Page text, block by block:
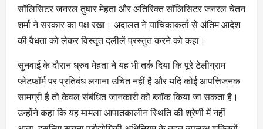
सॉलिसिटर जनरल तुषार मेहता और अतिरिक्त सॉलिसिटर जनरल चेतन
शर्मा ने सरकार का पक्ष रखा। अदालत ने याचिकाकर्ता से अंतिम आदेश
की वैधता को लेकर विस्तृत दलीलें प्रस्तुत करने को कहा।
सुनवाई के दौरान ध्रुव मेहता ने यह भी तर्क दिया कि पूरे टेलीग्राम
प्लेटफॉर्म पर प्रतिबंध लगाना उचित नहीं है और यदि कोई आपत्तिजनक
सामग्री है तो केवल संबंधित जानकारी को ब्लॉक किया जा सकता है।
उन्होंने कहा कि यह मामला आपातकालीन स्थिति की श्रेणी में नहीं